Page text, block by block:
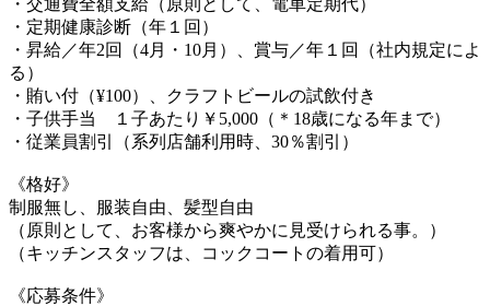
・定期健康診断（年１回）
・昇給／年2回（4月・10月）、賞与／年１回（社内規定によ
る）
・賄い付（¥100）、クラフトビールの試飲付き
・子供手当 １子あたり￥5,000（＊18歳になる年まで）
・従業員割引（系列店舗利用時、30％割引）
《格好》
制服無し、服装自由、髪型自由
（原則として、お客様から爽やかに見受けられる事。）
（キッチンスタッフは、コックコートの着用可）
《応募条件》